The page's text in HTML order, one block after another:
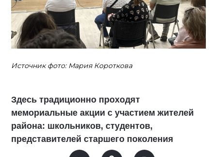
Источник фото: Мария Короткова
Здесь традиционно проходят
мемориальные акции с участием жителей
района: школьников, студентов,
представителей старшего поколения